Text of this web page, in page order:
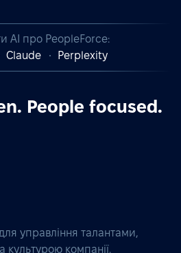
AI про PeopleForce:
Claude Perplexity
People focused.
управління талантами,
культурою компанії.